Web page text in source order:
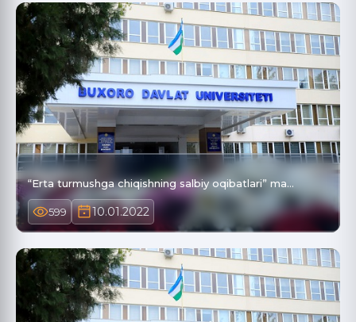
“Erta turmushga chiqishning salbiy oqibatlari” ma…
599 10.01.2022